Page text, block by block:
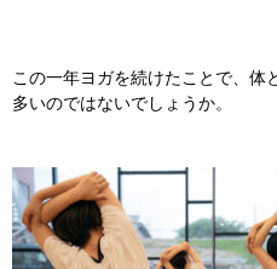
この一年ヨガを続けたことで、体
多いのではないでしょうか。